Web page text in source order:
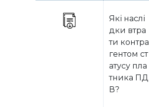
Які наслі
дки втра
ти контра
гентом ст
атусу пла
тника ПД
В?